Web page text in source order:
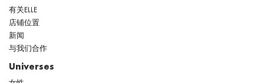
有关ELLE
店铺位置
新闻
与我们合作
Universes